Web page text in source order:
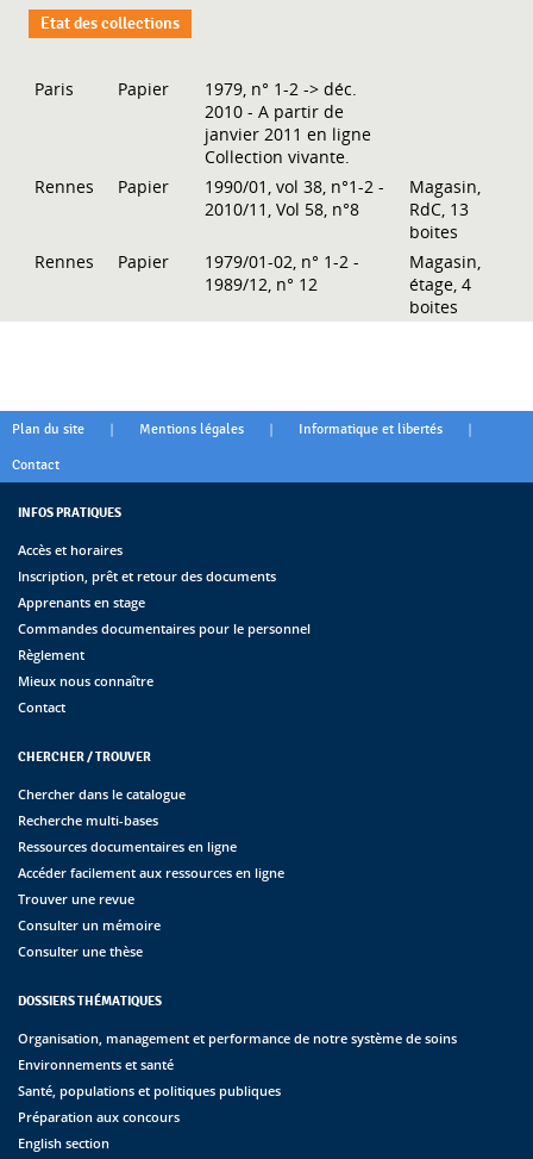
Etat des collections
Paris Papier
1979, n° 1-2 -> déc.
2010 - A partir de
janvier 2011 en ligne
Collection vivante.
Rennes
Papier
1990/01, vol 38, n°1-2 -
2010/11, Vol 58, n°8
Magasin,
RdC, 13
boites
Rennes
Papier
1979/01-02, n° 1-2 -
1989/12, n° 12
Magasin,
étage, 4
boites
Plan du site | Mentions légales | Informatique et libertés |
Contact
INFOS PRATIQUES
Accès et horaires
Inscription, prêt et retour des documents
Apprenants en stage
Commandes documentaires pour le personnel
Règlement
Mieux nous connaître
Contact
CHERCHER / TROUVER
Chercher dans le catalogue
Recherche multi-bases
Ressources documentaires en ligne
Accéder facilement aux ressources en ligne
Trouver une revue
Consulter un mémoire
Consulter une thèse
DOSSIERS THÉMATIQUES
Organisation, management et performance de notre système de soins
Environnements et santé
Santé, populations et politiques publiques
Préparation aux concours
English section